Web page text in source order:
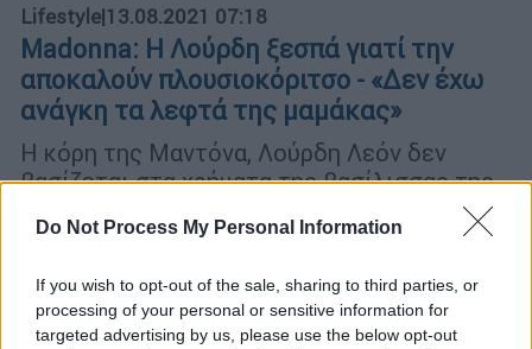
Do Not Process My Personal Information
If you wish to opt-out of the sale, sharing to third parties, or
processing of your personal or sensitive information for
targeted advertising by us, please use the below opt-out
Lifestyle|13.08.2021 07:18
Madonna: Η Λούρδη ξεσπά γιατί την
αποκαλούν πλουσιοκόριτσο - «Δεν έχω
ανάγκη τα λεφτά της μαμάκας»
Η κόρη της Μαντόνα, Λούρδη Λεόν δεν
βασίζεται στα χρήματα της βασίλισσας της